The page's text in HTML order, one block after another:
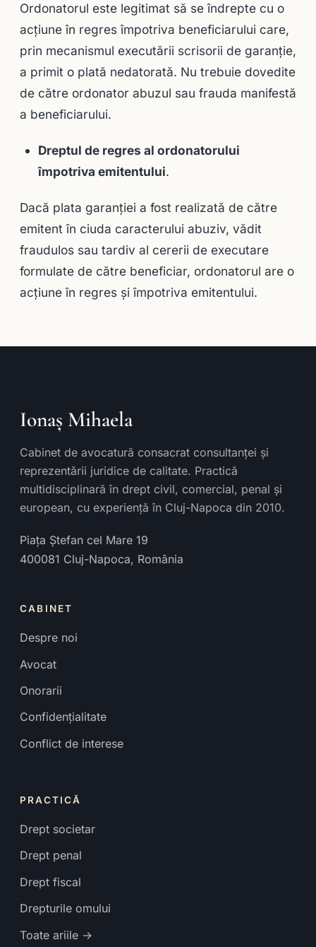
Ordonatorul este legitimat să se îndrepte cu o
acţiune în regres împotriva beneficiarului care,
prin mecanismul executării scrisorii de garanţie,
a primit o plată nedatorată. Nu trebuie dovedite
de către ordonator abuzul sau frauda manifestă
a beneficiarului.
Dreptul de regres al ordonatorului
împotriva emitentului.
Dacă plata garanţiei a fost realizată de către
emitent în ciuda caracterului abuziv, vădit
fraudulos sau tardiv al cererii de executare
formulate de către beneficiar, ordonatorul are o
acţiune în regres şi împotriva emitentului.
Ionaș Mihaela
Cabinet de avocatură consacrat consultanței și
reprezentării juridice de calitate. Practică
multidisciplinară în drept civil, comercial, penal și
european, cu experiență în Cluj-Napoca din 2010.
Piața Ștefan cel Mare 19
400081 Cluj-Napoca, România
CABINET
Despre noi
Avocat
Onorarii
Confidențialitate
Conflict de interese
PRACTICĂ
Drept societar
Drept penal
Drept fiscal
Drepturile omului
Toate ariile →